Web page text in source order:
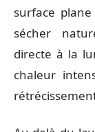
surface
sécher
directe à la
chaleur